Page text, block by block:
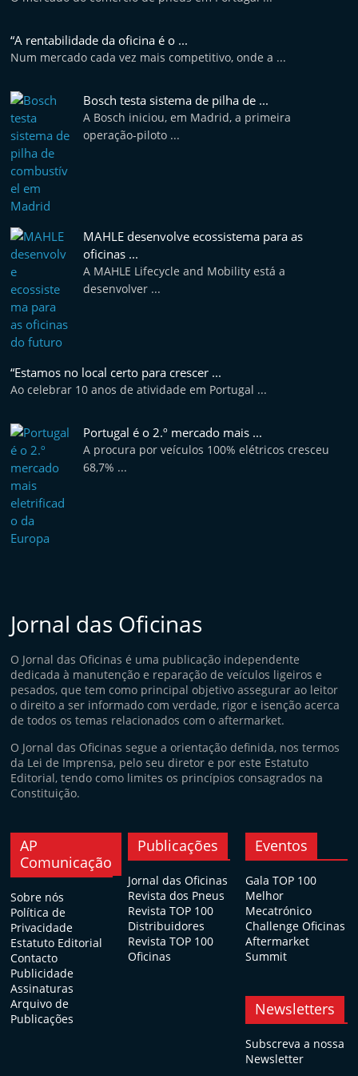
“A rentabilidade da oficina é o ...
Num mercado cada vez mais competitivo, onde a ...
Bosch testa sistema de pilha de ...
A Bosch iniciou, em Madrid, a primeira
operação-piloto ...
MAHLE desenvolve ecossistema para as
oficinas ...
A MAHLE Lifecycle and Mobility está a
desenvolver ...
“Estamos no local certo para crescer ...
Ao celebrar 10 anos de atividade em Portugal ...
Portugal é o 2.º mercado mais ...
A procura por veículos 100% elétricos cresceu
68,7% ...
Jornal das Oficinas
O Jornal das Oficinas é uma publicação independente
dedicada à manutenção e reparação de veículos ligeiros e
pesados, que tem como principal objetivo assegurar ao leitor
o direito a ser informado com verdade, rigor e isenção acerca
de todos os temas relacionados com o aftermarket.
O Jornal das Oficinas segue a orientação definida, nos termos
da Lei de Imprensa, pelo seu diretor e por este Estatuto
Editorial, tendo como limites os princípios consagrados na
Constituição.
AP
Comunicação
Sobre nós
Política de
Privacidade
Estatuto Editorial
Contacto
Publicidade
Assinaturas
Arquivo de
Publicações
Publicações
Jornal das Oficinas
Revista dos Pneus
Revista TOP 100
Distribuidores
Revista TOP 100
Oficinas
Eventos
Gala TOP 100
Melhor
Mecatrónico
Challenge Oficinas
Aftermarket
Summit
Newsletters
Subscreva a nossa
Newsletter